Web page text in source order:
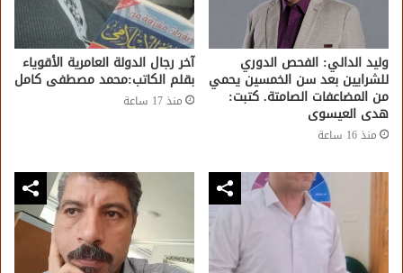
وليد الدالي: الفحص الدوري
للشرايين بعد سن الخمسين يحمي
من المضاعفات الصامتة. كتبت:
هدى العيسوى
منذ 16 ساعة
آخر رجال الدولة العامرية الأقوياء
بقلم الكاتب:محمد مصطفى كامل
منذ 17 ساعة